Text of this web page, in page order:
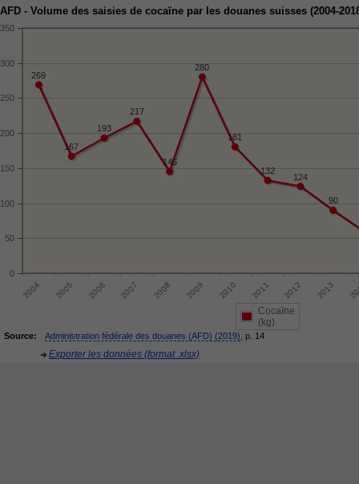
AFD - Volume des saisies de cocaïne par les douanes suisses (2004-
0
50
100
150
200
250
300
350
90
124
132
181
280
145
217
193
167
269
Cocaïne
(kg)
Source: Administration fédérale des douanes (AFD) (2019) , p. 14
Exporter les données (format .xlsx)